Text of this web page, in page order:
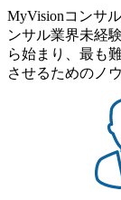
を取得 (https://
Xspear
化を支援 (https://
者】 ・年収UP
流工程、先端技
者】 ・専門領
ジできる環境
ムより高いオフ
る（ダブルスキ
日2時間15分ま
可能 子の看護休
単位で取得すること
き、1時間単位で
度など】 独身
つの寮があり、
す。 ＜入居基準
までの通勤総時
近くには独身寮
住宅手当を支給
MyVisionコンサ
ンサル業界未経
ら始まり、最も
させるためのノ